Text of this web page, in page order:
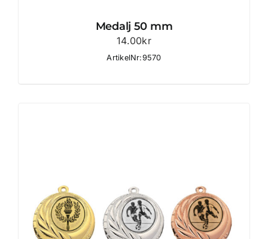
Medalj 50 mm
14.00kr
ArtikelNr:9570